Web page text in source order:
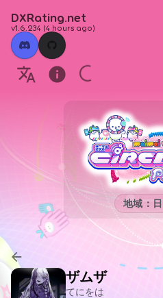
DXRating.net
v1.6.234 (4 hours ago)
地域：
ザムザ
てにをは